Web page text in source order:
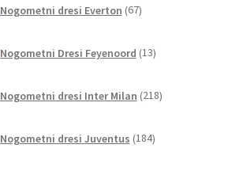
Nogometni dresi Everton 67izdelkov
Nogometni Dresi Feyenoord 13izdelkov
Nogometni dresi Inter Milan 218izdelkov
Nogometni dresi Juventus 184izdelkov